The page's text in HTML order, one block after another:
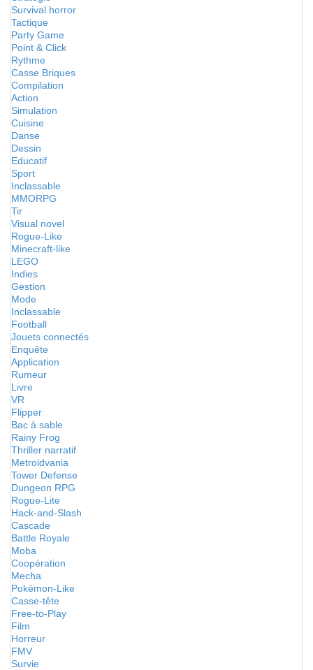
Survival horror
Tactique
Party Game
Point & Click
Rythme
Casse Briques
Compilation
Action
Simulation
Cuisine
Danse
Dessin
Educatif
Sport
Inclassable
MMORPG
Tir
Visual novel
Rogue-Like
Minecraft-like
LEGO
Indies
Gestion
Mode
Inclassable
Football
Jouets connectés
Enquête
Application
Rumeur
Livre
VR
Flipper
Bac à sable
Rainy Frog
Thriller narratif
Metroidvania
Tower Defense
Dungeon RPG
Rogue-Lite
Hack-and-Slash
Cascade
Battle Royale
Moba
Coopération
Mecha
Pokémon-Like
Casse-tête
Free-to-Play
Film
Horreur
FMV
Survie